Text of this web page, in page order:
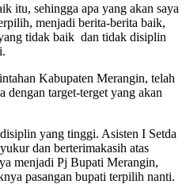
itu, sehingga apa yang akan saya
menjadi berita-berita baik,
tidak baik dan tidak disiplin
Kabupaten Merangin, telah
dengan target-terget yang akan
yang tinggi. Asisten I Setda
dan berterimakasih atas
menjadi Pj Bupati Merangin,
pasangan bupati terpilih nanti.